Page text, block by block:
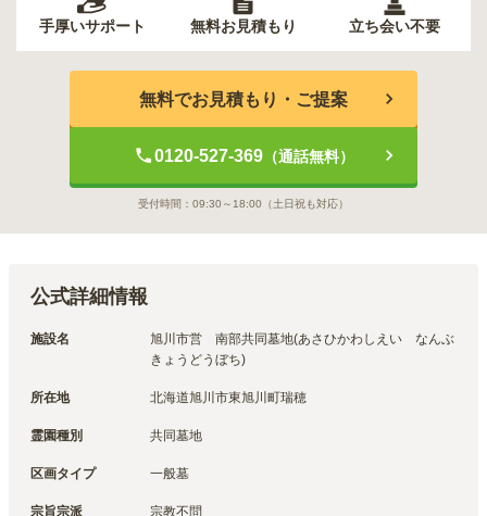
手厚いサポート 無料お見積もり 立ち会い不要
無料でお見積もり・ご提案
0120-527-369（通話無料）
受付時間： 09:30～18:00 （土日祝も対応）
公式詳細情報
施設名
旭川市営　南部共同墓地(あさひかわしえい　なんぶ
きょうどうぼち)
所在地 北海道旭川市東旭川町瑞穂
霊園種別 共同墓地
区画タイプ 一般墓
宗旨宗派 宗教不問